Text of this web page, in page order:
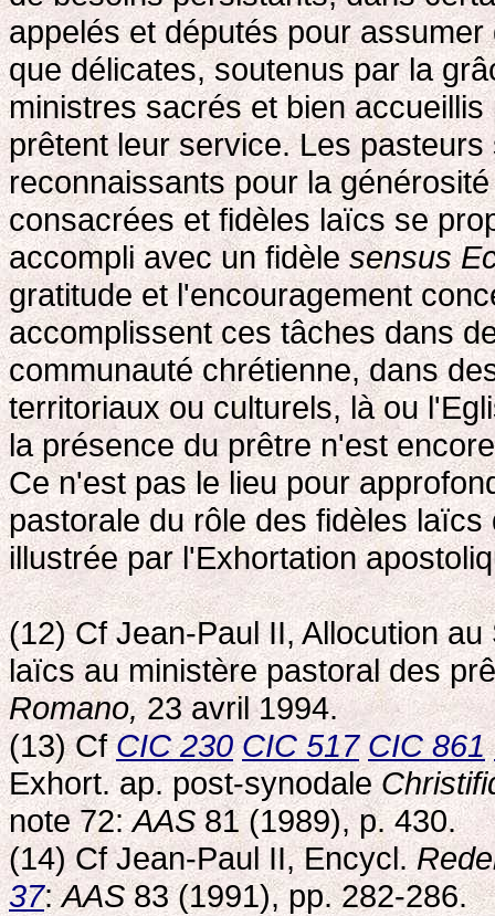
appelés et députés pour
que délicates, soutenus par la
ministres sacrés et bien
prêtent leur service. Les
reconnaissants pour la
consacrées et fidèles laïcs se
accompli avec un fidèlesensus
gratitude et l'encouragement
accomplissent ces tâches dans
communauté chrétienne, dans
territoriaux ou culturels, là ou
la présence du prêtre n'est
Ce n'est pas le lieu pour
pastorale du rôle des fidèles
illustrée par l'Exhortation
(12) Cf Jean-Paul II, Allocution
laïcs au ministère pastoral des
Romano,23 avril 1994.
(13) CfCIC 230 CIC 517 CIC 861
Exhort. ap. post-synodale
note 72:AAS81 (1989), p. 430.
(14) Cf Jean-Paul II, Encycl.
37:AAS83 (1991), pp. 282-286.